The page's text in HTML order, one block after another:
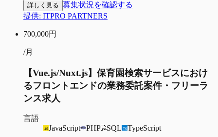
詳しく見る 募集状況を確認する
提供: ITPRO PARTNERS
700,000円
/月
【Vue.js/Nuxt.js】保育園検索サービスにおけ
るフロントエンドの業務委託案件・フリーラ
ンス求人
言語
JavaScript
PHP SQL TypeScript